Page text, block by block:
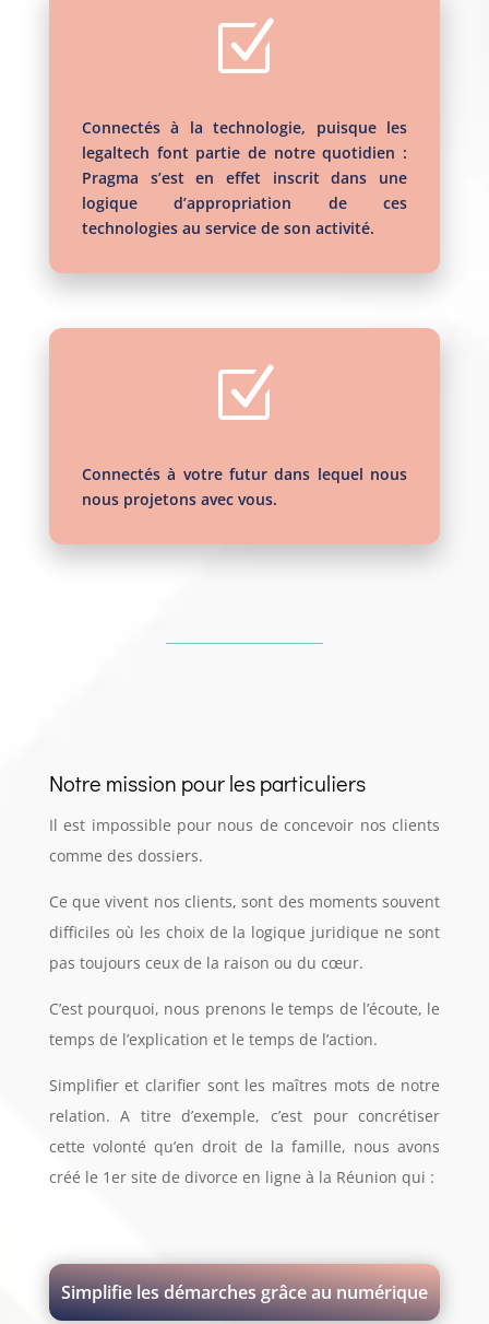
Z
Connectés à la technologie, puisque les
legaltech font partie de notre quotidien :
Pragma s’est en effet inscrit dans une
logique d’appropriation de ces
technologies au service de son activité.
Z
Connectés à votre futur dans lequel nous
nous projetons avec vous.
Notre mission pour les particuliers
Il est impossible pour nous de concevoir nos clients
comme des dossiers.
Ce que vivent nos clients, sont des moments souvent
difficiles où les choix de la logique juridique ne sont
pas toujours ceux de la raison ou du cœur.
C’est pourquoi, nous prenons le temps de l’écoute, le
temps de l’explication et le temps de l’action.
Simplifier et clarifier sont les maîtres mots de notre
relation. A titre d’exemple, c’est pour concrétiser
cette volonté qu’en droit de la famille, nous avons
créé le 1er site de divorce en ligne à la Réunion qui :
Simplifie les démarches grâce au numérique